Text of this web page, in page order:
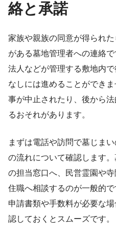
絡と承諾
家族や親族の同意が得られ
がある墓地管理者への連絡
法人などが管理する敷地内
なしには進めることができ
事が中止されたり、後から
るおそれがあります。
まずは電話や訪問で墓じま
の流れについて確認します
の担当窓口へ、民営霊園や
住職へ相談するのが一般的
申請書類や手数料が必要な
認しておくとスムーズです。